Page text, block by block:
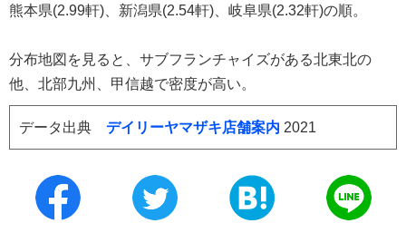
熊本県(2.99軒)、新潟県(2.54軒)、岐阜県(2.32軒)の順。
分布地図を見ると、サブフランチャイズがある北東北の
他、北部九州、甲信越で密度が高い。
データ出典 デイリーヤマザキ店舗案内 2021